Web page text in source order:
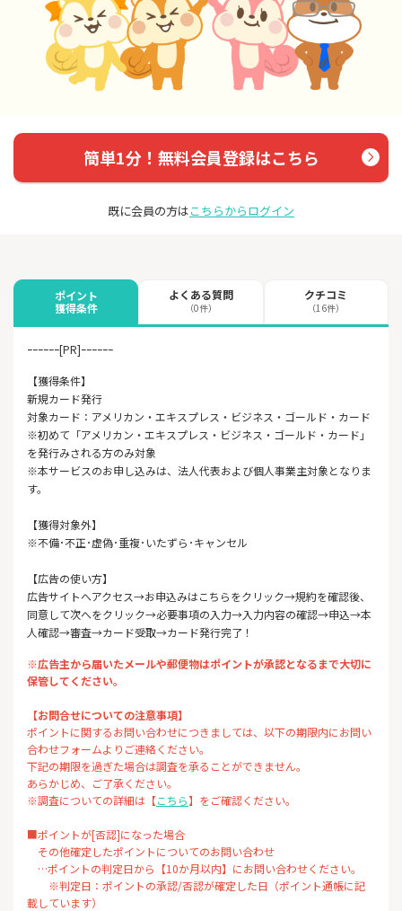
簡単1分！無料会員登録はこちら
既に会員の方はこちらからログイン
ポイント
獲得条件
よくある質問
（0件）
クチコミ
（16件）
ｰｰｰｰｰｰ[PR]ｰｰｰｰｰｰ
【獲得条件】
新規カード発行
対象カード：アメリカン・エキスプレス・ビジネス・ゴールド・カード
※初めて「アメリカン・エキスプレス・ビジネス・ゴールド・カード」
を発行みされる方のみ対象
※本サービスのお申し込みは、法人代表および個人事業主対象となりま
す。
【獲得対象外】
※不備･不正･虚偽･重複･いたずら･キャンセル
【広告の使い方】
広告サイトへアクセス→お申込みはこちらをクリック→規約を確認後、
同意して次へをクリック→必要事項の入力→入力内容の確認→申込→本
人確認→審査→カード受取→カード発行完了！
※広告主から届いたメールや郵便物はポイントが承認となるまで大切に
保管してください。
【お問合せについての注意事項】
ポイントに関するお問い合わせにつきましては、以下の期限内にお問い
合わせフォームよりご連絡ください。
下記の期限を過ぎた場合は調査を承ることができません。
あらかじめ、ご了承ください。
※調査についての詳細は【こちら】をご確認ください。
■ポイントが[否認]になった場合
その他確定したポイントについてのお問い合わせ
…ポイントの判定日から【10か月以内】にお問い合わせください。
※判定日：ポイントの承認/否認が確定した日（ポイント通帳に記
載しています）